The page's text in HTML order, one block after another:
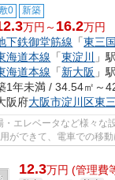
0 新築
万円～ 16.2万円
下鉄御堂筋線 「東三国
海道本線 「東淀川
」
海道本線 「新大阪 」
1年未満 / 34.54㎡～
阪府大阪市淀川区東
エレベータなど様々な
ができて、電車での移
12.3万円 (管理費